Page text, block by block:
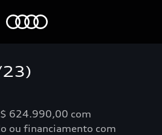
624.990,00 com
ou financiamento com